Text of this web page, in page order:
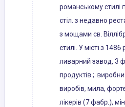
романському стилі
стіл. з недавно
з мощами св.
стилі. У місті з
ливарний завод, 3
продуктів ;.
виробів, мила,
лікерів (7 фабр.),